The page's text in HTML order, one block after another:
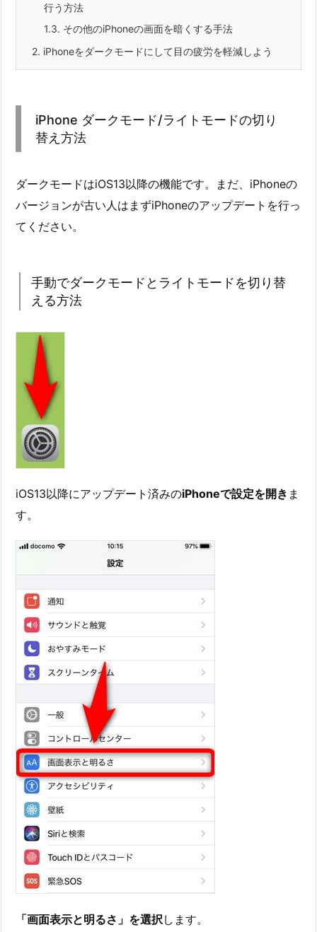
行う方法
1.3. その他のiPhoneの画面を暗くする手法
2. iPhoneをダークモードにして目の疲労を軽減しよう
iPhone ダークモード/ライトモードの切り
替え方法
ダークモードはiOS13以降の機能です。まだ、iPhoneの
バージョンが古い人はまずiPhoneのアップデートを行っ
てください。
手動でダークモードとライトモードを切り替
える方法
iOS13以降にアップデート済みのiPhoneで設定を開き ま
す。
「画面表示と明るさ」を選択します。